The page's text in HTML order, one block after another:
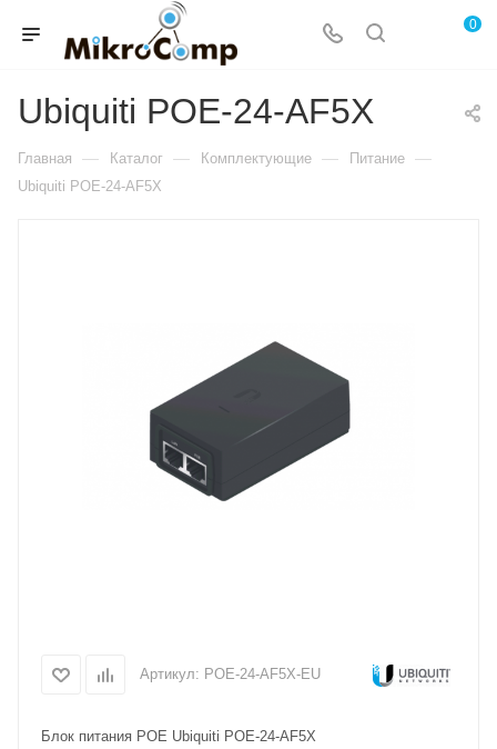
0
Ubiquiti POE-24-AF5X
Главная — Каталог — Комплектующие — Питание —
Ubiquiti POE-24-AF5X
Артикул: POE-24-AF5X-EU
Блок питания POE Ubiquiti POE-24-AF5X